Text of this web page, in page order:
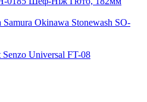
Okinawa Stonewash SO-
Universal FT-08